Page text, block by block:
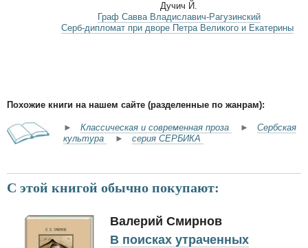
Дучич Й.
Граф Савва Владиславич-Рагузинский
Серб-дипломат при дворе Петра Великого и Екатерины
Похожие книги на нашем сайте (разделенные по жанрам):
► Классическая и современная проза ► Сербская
культура
► серия СЕРБИКА
С этой книгой обычно покупают:
Валерий Смирнов
В поисках утраченных